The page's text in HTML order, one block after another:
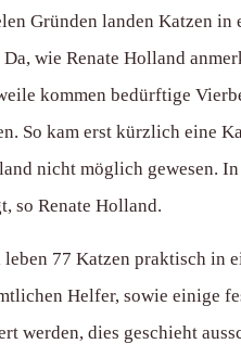
Gründen landen Katzen
wie Renate Holland
kommen bedürftige
So kam erst kürzlich eine
nicht möglich gewesen.
so Renate Holland.
77 Katzen praktisch in
Helfer, sowie einige
werden, dies geschieht